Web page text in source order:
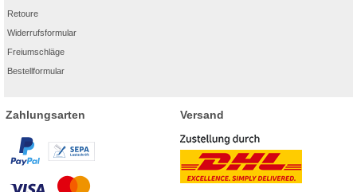
Retoure
Widerrufsformular
Freiumschläge
Bestellformular
Zahlungsarten Versand